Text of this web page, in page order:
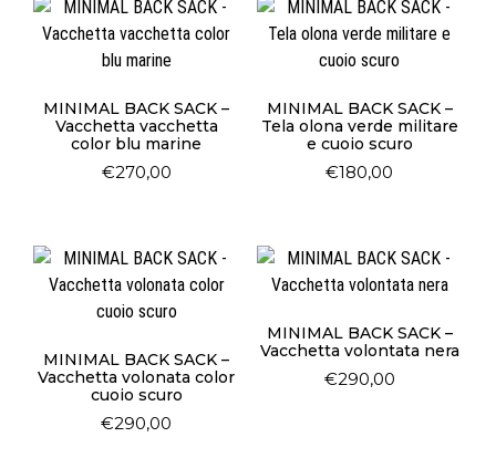
MINIMAL BACK SACK –
Vacchetta vacchetta
color blu marine
€270,00
MINIMAL BACK SACK –
Tela olona verde militare
e cuoio scuro
€180,00
MINIMAL BACK SACK –
Vacchetta volonata color
cuoio scuro
€290,00
MINIMAL BACK SACK –
Vacchetta volontata nera
€290,00